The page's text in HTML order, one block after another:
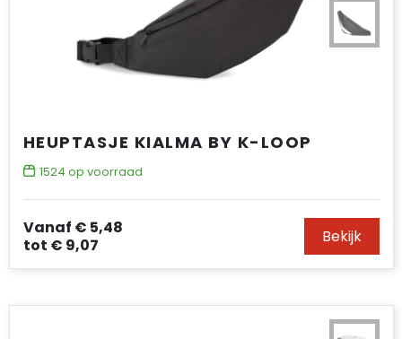
HEUPTASJE KIALMA BY K-LOOP
1524 op voorraad
Vanaf € 5,48
tot € 9,07 Bekijk